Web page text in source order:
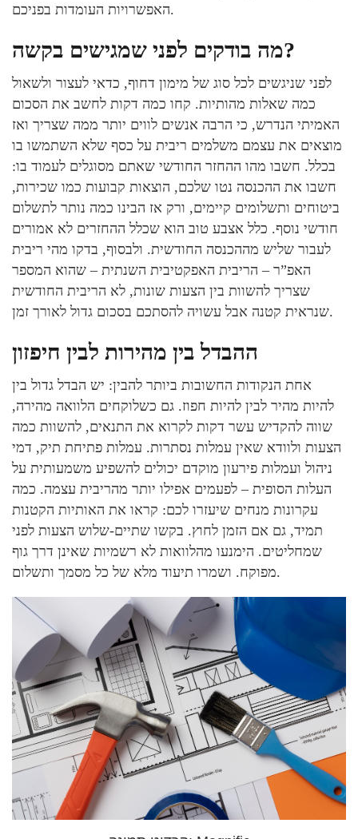
האפשרויות העומדות בפניכם.
מה בודקים לפני שמגישים בקשה?
לפני שניגשים לכל סוג של מימון דחוף, כדאי לעצור ולשאול
כמה שאלות מהותיות. קחו כמה דקות לחשב את הסכום
האמיתי הנדרש, כי הרבה אנשים לווים יותר ממה שצריך ואז
מוצאים את עצמם משלמים ריבית על כסף שלא השתמשו בו
בכלל. חשבו מהו ההחזר החודשי שאתם מסוגלים לעמוד בו:
חשבו את ההכנסה נטו שלכם, הוצאות קבועות כמו שכירות,
ביטוחים ותשלומים קיימים, ורק אז הבינו כמה נותר לתשלום
חודשי נוסף. כלל אצבע טוב הוא שכלל ההחזרים לא אמורים
לעבור שליש מההכנסה החודשית. ולבסוף, בדקו מהי ריבית
האפ”ר – הריבית האפקטיבית השנתית – שהוא המספר
שצריך להשוות בין הצעות שונות, לא הריבית החודשית
שנראית קטנה אבל עשויה להסתכם בסכום גדול לאורך זמן.
ההבדל בין מהירות לבין חיפזון
אחת הנקודות החשובות ביותר להבין: יש הבדל גדול בין
להיות מהיר לבין להיות חפוז. גם כשלוקחים הלוואה מהירה,
שווה להקדיש עשר דקות לקרוא את התנאים, להשוות כמה
הצעות ולוודא שאין עמלות נסתרות. עמלות פתיחת תיק, דמי
ניהול ועמלות פירעון מוקדם יכולים להשפיע משמעותית על
העלות הסופית – לפעמים אפילו יותר מהריבית עצמה. כמה
עקרונות מנחים שיעזרו לכם: קראו את האותיות הקטנות
תמיד, גם אם הזמן לחוץ. בקשו שתיים-שלוש הצעות לפני
שמחליטים. הימנעו מהלוואות לא רשמיות שאינן דרך גוף
מפוקח. ושמרו תיעוד מלא של כל מסמך ותשלום.